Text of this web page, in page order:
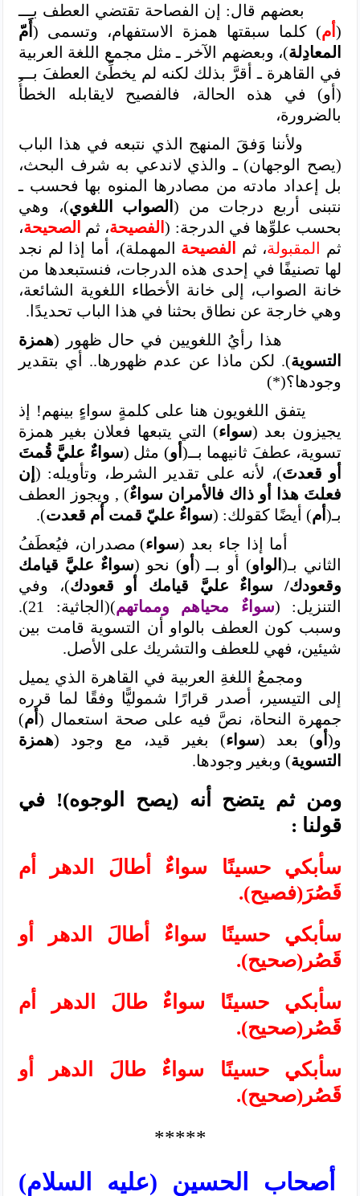
بعضهم قال: إن الفصاحة تقتضي العطف بـــ
( أم) كلما سبقتها همزة الاستفهام، وتسمى ( أَمّ
المعادِلة)، وبعضهم الآخر ـ مثل مجمع اللغة العربية
في القاهرة ـ أقرَّ بذلك لكنه لم يخطِّئ العطفَ بـــ
(أو) في هذه الحالة، فالفصيح لايقابله الخطأُ
بالضرورة،
ولأننا وَفقَ المنهج الذي نتبعه في هذا الباب
(يصح الوجهان) ـ والذي لاندعي به شرف البحث،
بل إعداد مادته من مصادرها المنوه بها فحسب ـ
نتبنى أربع درجات من ( الصواب اللغوي)، وهي
بحسب علوِّها في الدرجة: (الفصيحة، ثم الصحيحة،
ثم المقبولة، ثم الفصيحة المهملة)، أما إذا لم نجد
لها تصنيفًا في إحدى هذه الدرجات، فنستبعدها من
خانة الصواب، إلى خانة الأخطاء اللغوية الشائعة،
وهي خارجة عن نطاق بحثنا في هذا الباب تحديدًا.
هذا رأيُ اللغويين في حال ظهور (همزة
التسوية). لكن ماذا عن عدم ظهورها.. أي بتقدير
وجودها؟(*)
يتفق اللغويون هنا على كلمةٍ سواءٍ بينهم! إذ
يجيزون بعد (سواء) التي يتبعها فعلان بغير همزة
تسوية، عطفَ ثانيهما بــ( أو) مثل (سواءٌ عليَّ قُمتَ
أو قعدتَ)، لأنه على تقدير الشرط، وتأويله: ( إن
فعلتَ هذا أو ذاك فالأمران سواءٌ) , ويجوز العطف
بـ( أم) أيضًا كقولك: (سواءٌ عليّ قمت أم قعدت).
أما إذا جاء بعد (سواء) مصدران، فيُعطَفُ
الثاني بـ(الواو) أو بــ ( أو) نحو (سواءٌ عليَّ قيامك
وقعودك/ سواءٌ عليَّ قيامك أو قعودك)، وفي
التنزيل: (سواءٌ محياهم ومماتهم
)(الجاثية: 21).
وسبب كون العطف بالواو أن التسوية قامت بين
شيئين، فهي للعطف والتشريك على الأصل.
ومجمعُ اللغةِ العربية في القاهرة الذي يميل
إلى التيسير، أصدر قرارًا شموليًّا وفقًا لما قرره
جمهرة النحاة، نصَّ فيه على صحة استعمال ( أم)
و(أو) بعد (سواء) بغير قيد، مع وجود (همزة
التسوية) وبغير وجودها.
ومن ثم يتضح أنه (يصح الوجوه)! في
قولنا :
سأبكي حسينًا سواءٌ أطالَ الدهر أم
قَصُرَ(فصيح).
سأبكي حسينًا سواءٌ أطالَ الدهر أو
قَصُر(صحيح).
سأبكي حسينًا سواءٌ طالَ الدهر أم
قَصُر(صحيح).
سأبكي حسينًا سواءٌ طالَ الدهر أو
قَصُر(صحيح).
*****
أصحاب الحسين (عليه السلام)